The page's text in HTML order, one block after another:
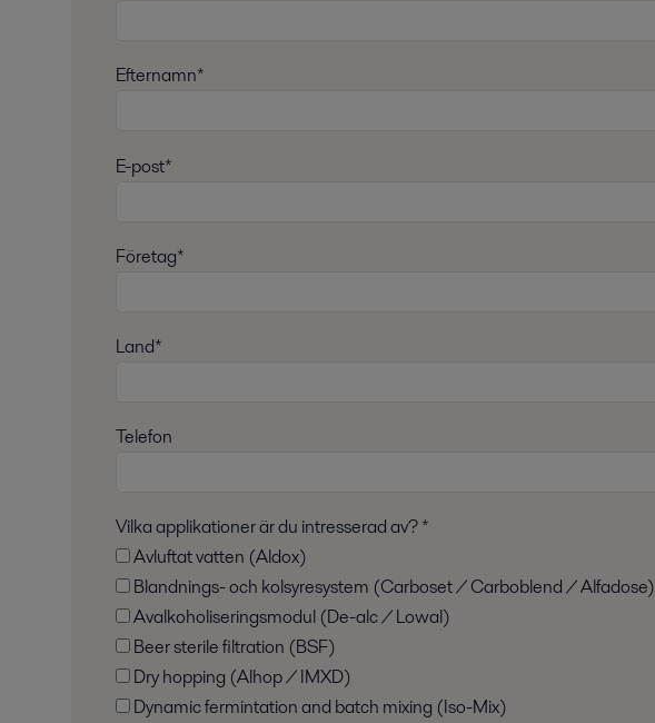
Efternamn*
E-post*
Företag*
Land*
Telefon
Vilka applikationer är du intresserad av? *
Avluftat vatten (Aldox)
Blandnings- och kolsyresystem (Carboset / Carboblend / Alfadose)
Avalkoholiseringsmodul (De-alc / Lowal)
Beer sterile filtration (BSF)
Dry hopping (Alhop / IMXD)
Dynamic fermintation and batch mixing (Iso-Mix)